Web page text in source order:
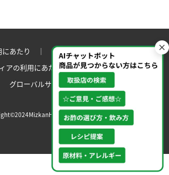
にあたり ｜プライバシーポリシー
アの利用にあたりサイトマップ ｜
グローバルサイト